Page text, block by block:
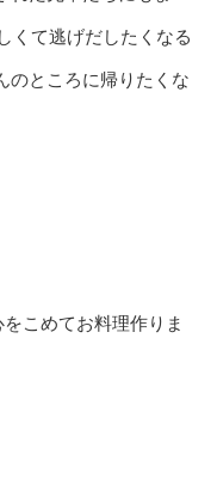
くて逃げだしたくなる
のところに帰りたくな
こめてお料理作りま